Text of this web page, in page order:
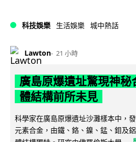
科技娛樂 生活娛樂 城中熱話
Lawton 21 小時
廣島原爆遺址驚現神秘
體結構前所未見
科學家在廣島原爆遺址沙灘樣本中，
元素合金，由鐵、鉻、鎳、錳、鉬及